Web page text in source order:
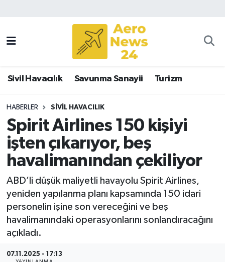
Sivil Havacılık Savunma Sanayii Turizm
HABERLER SIVIL HAVACILIK
Spirit Airlines 150 kişiyi
işten çıkarıyor, beş
havalimanından çekiliyor
ABD’li düşük maliyetli havayolu Spirit Airlines,
yeniden yapılanma planı kapsamında 150 idari
personelin işine son vereceğini ve beş
havalimanındaki operasyonlarını sonlandıracağını
açıkladı.
07.11.2025 - 17:13